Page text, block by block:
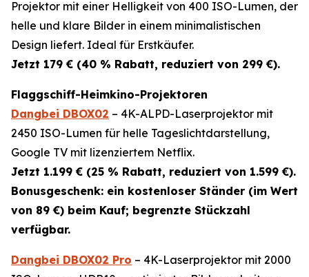
Projektor mit einer Helligkeit von 400 ISO-Lumen, der
helle und klare Bilder in einem minimalistischen
Design liefert. Ideal für Erstkäufer.
Jetzt 179 € (40 % Rabatt, reduziert von 299 €).
Flaggschiff-Heimkino-Projektoren
Dangbei DBOX02 – 4K-ALPD-Laserprojektor mit
2450 ISO-Lumen für helle Tageslichtdarstellung,
Google TV mit lizenziertem Netflix.
Jetzt 1.199 € (25 % Rabatt, reduziert von 1.599 €).
Bonusgeschenk: ein kostenloser Ständer (im Wert
von 89 €) beim Kauf; begrenzte Stückzahl
verfügbar.
Dangbei DBOX02 Pro – 4K-Laserprojektor mit 2000